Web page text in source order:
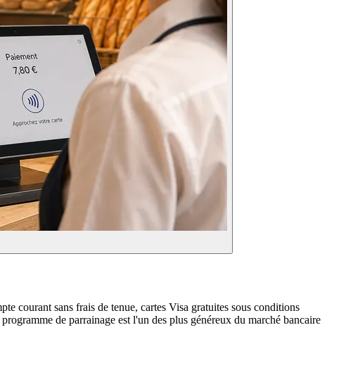
courant sans frais de tenue, cartes Visa gratuites sous conditions
de parrainage est l'un des plus généreux du marché bancaire